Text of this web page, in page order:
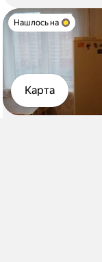
Нашлось на
Карта